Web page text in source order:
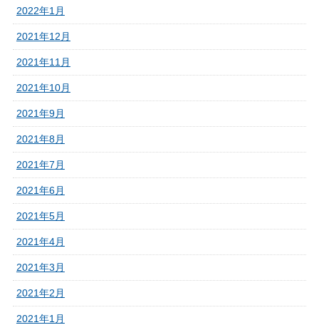
2022年1月
2021年12月
2021年11月
2021年10月
2021年9月
2021年8月
2021年7月
2021年6月
2021年5月
2021年4月
2021年3月
2021年2月
2021年1月